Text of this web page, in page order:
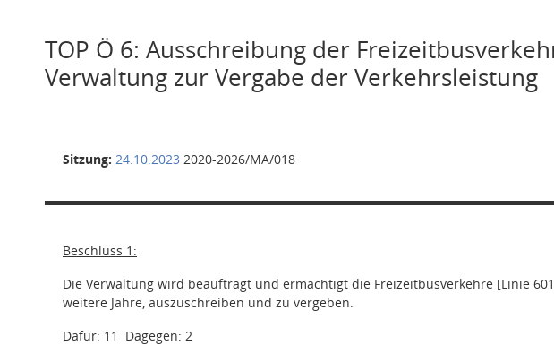
TOP Ö 6: Ausschreibung der
Verwaltung zur Vergabe der Verkehrsleistung
Sitzung: 24.10.2023 2020-2026/MA/018
Beschluss 1:
Die Verwaltung wird beauftragt und ermächtigt die Freizeitbusverkehre [Linie
weitere Jahre, auszuschreiben und zu vergeben.
Dafür: 11
Dagegen: 2